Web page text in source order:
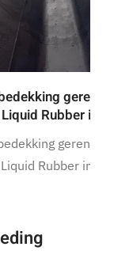
Rubber in
Rubber in